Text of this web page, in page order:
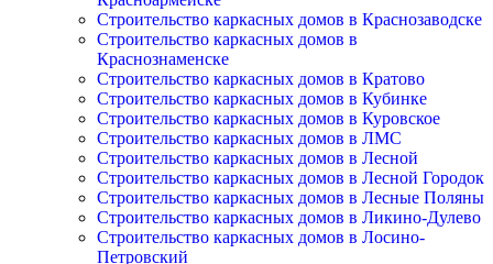
Строительство каркасных домов в Краснозаводске
Строительство каркасных домов в
Краснознаменске
Строительство каркасных домов в Кратово
Строительство каркасных домов в Кубинке
Строительство каркасных домов в Куровское
Строительство каркасных домов в ЛМС
Строительство каркасных домов в Лесной
Строительство каркасных домов в Лесной Городок
Строительство каркасных домов в Лесные Поляны
Строительство каркасных домов в Ликино-Дулево
Строительство каркасных домов в Лосино-
Петровский